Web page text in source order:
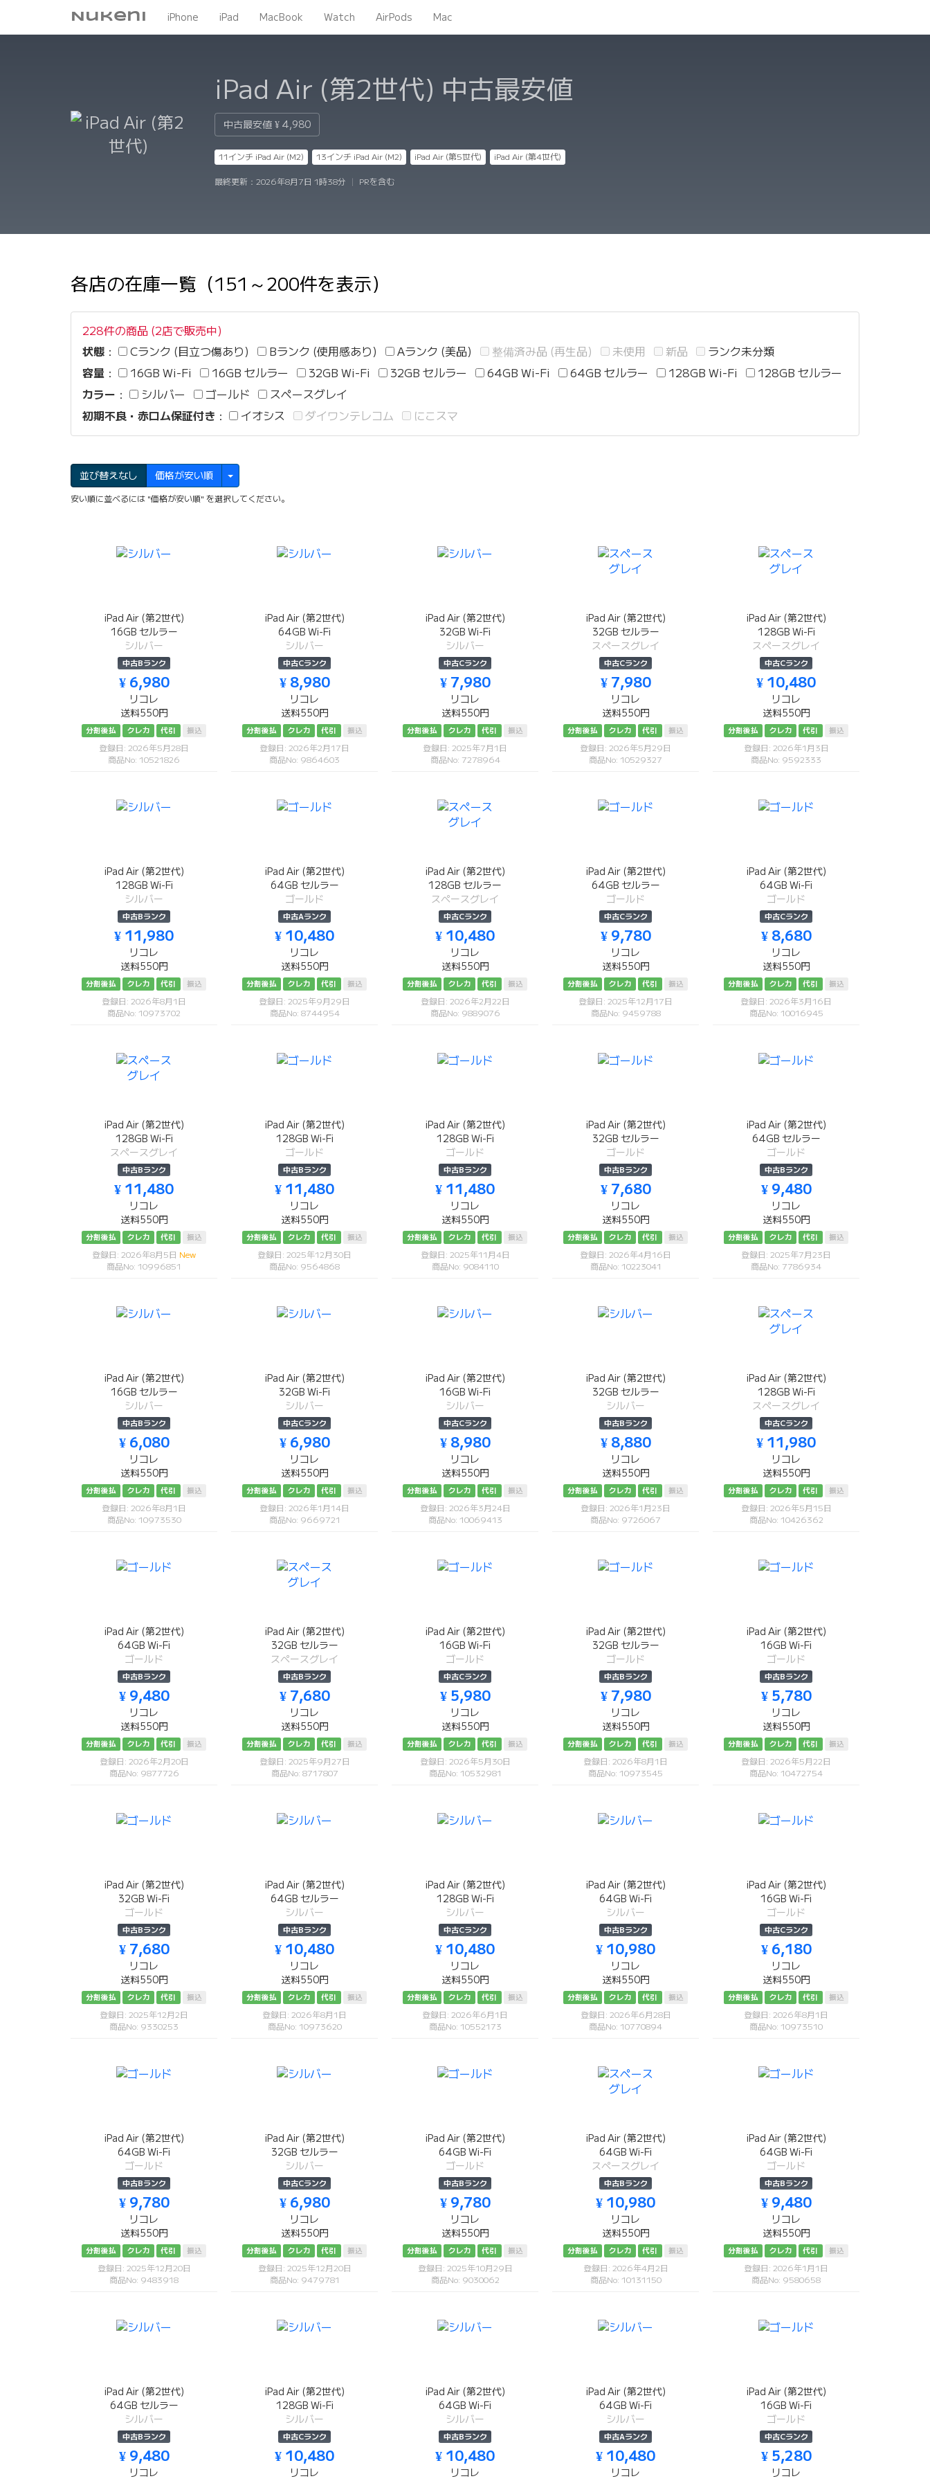
Nukeni iPhone iPad MacBook Watch AirPods Mac
iPad Air (第2世代) 中古最安値
中古最安値 ¥ 4,980
11インチ iPad Air (M2) 13インチ iPad Air (M2) iPad Air (第5世代) iPad Air (第4世代)
最終更新： 2026年8月7日 1時38分 PRを含む
各店の在庫一覧（151～200件を表示）
228件の商品 (2店で販売中)
状態 ： Cランク (目立つ傷あり) Bランク (使用感あり) Aランク (美品) 整備済み品 (再生品) 未使用 新品
ランク未分類
容量 ： 16GB Wi-Fi 16GB セルラー 32GB Wi-Fi 32GB セルラー 64GB Wi-Fi 64GB セルラー 128GB Wi-Fi
128GB セルラー
カラー ： シルバー ゴールド
スペースグレイ
初期不良・赤ロム保証付き ： イオシス ダイワンテレコム にこスマ
並び替えなし 価格が安い順
安い順に並べるには "価格が安い順" を選択してください。
iPad Air (第2世代)
16GB セルラー
シルバー
中古Bランク
¥ 6,980
リコレ
送料550円
分割後払 クレカ 代引 振込
登録日: 2026年5月28日
商品No: 10521826
iPad Air (第2世代)
64GB Wi-Fi
シルバー
中古Cランク
¥ 8,980
リコレ
送料550円
分割後払 クレカ 代引 振込
登録日: 2026年2月17日
商品No: 9864603
iPad Air (第2世代)
32GB Wi-Fi
シルバー
中古Cランク
¥ 7,980
リコレ
送料550円
分割後払 クレカ 代引 振込
登録日: 2025年7月1日
商品No: 7278964
iPad Air (第2世代)
32GB セルラー
スペースグレイ
中古Cランク
¥ 7,980
リコレ
送料550円
分割後払 クレカ 代引 振込
登録日: 2026年5月29日
商品No: 10529327
iPad Air (第2世代)
128GB Wi-Fi
スペースグレイ
中古Cランク
¥ 10,480
リコレ
送料550円
分割後払 クレカ 代引 振込
登録日: 2026年1月3日
商品No: 9592333
iPad Air (第2世代)
128GB Wi-Fi
シルバー
中古Bランク
¥ 11,980
リコレ
送料550円
分割後払 クレカ 代引 振込
登録日: 2026年8月1日
商品No: 10973702
iPad Air (第2世代)
64GB セルラー
ゴールド
中古Aランク
¥ 10,480
リコレ
送料550円
分割後払 クレカ 代引 振込
登録日: 2025年9月29日
商品No: 8744954
iPad Air (第2世代)
128GB セルラー
スペースグレイ
中古Cランク
¥ 10,480
リコレ
送料550円
分割後払 クレカ 代引 振込
登録日: 2026年2月22日
商品No: 9889076
iPad Air (第2世代)
64GB セルラー
ゴールド
中古Cランク
¥ 9,780
リコレ
送料550円
分割後払 クレカ 代引 振込
登録日: 2025年12月17日
商品No: 9459788
iPad Air (第2世代)
64GB Wi-Fi
ゴールド
中古Cランク
¥ 8,680
リコレ
送料550円
分割後払 クレカ 代引 振込
登録日: 2026年3月16日
商品No: 10016945
iPad Air (第2世代)
128GB Wi-Fi
スペースグレイ
中古Bランク
¥ 11,480
リコレ
送料550円
分割後払 クレカ 代引 振込
登録日: 2026年8月5日 New
商品No: 10996851
iPad Air (第2世代)
128GB Wi-Fi
ゴールド
中古Bランク
¥ 11,480
リコレ
送料550円
分割後払 クレカ 代引 振込
登録日: 2025年12月30日
商品No: 9564868
iPad Air (第2世代)
128GB Wi-Fi
ゴールド
中古Bランク
¥ 11,480
リコレ
送料550円
分割後払 クレカ 代引 振込
登録日: 2025年11月4日
商品No: 9084110
iPad Air (第2世代)
32GB セルラー
ゴールド
中古Bランク
¥ 7,680
リコレ
送料550円
分割後払 クレカ 代引 振込
登録日: 2026年4月16日
商品No: 10223041
iPad Air (第2世代)
64GB セルラー
ゴールド
中古Bランク
¥ 9,480
リコレ
送料550円
分割後払 クレカ 代引 振込
登録日: 2025年7月23日
商品No: 7786934
iPad Air (第2世代)
16GB セルラー
シルバー
中古Bランク
¥ 6,080
リコレ
送料550円
分割後払 クレカ 代引 振込
登録日: 2026年8月1日
商品No: 10973530
iPad Air (第2世代)
32GB Wi-Fi
シルバー
中古Cランク
¥ 6,980
リコレ
送料550円
分割後払 クレカ 代引 振込
登録日: 2026年1月14日
商品No: 9669721
iPad Air (第2世代)
16GB Wi-Fi
シルバー
中古Cランク
¥ 8,980
リコレ
送料550円
分割後払 クレカ 代引 振込
登録日: 2026年3月24日
商品No: 10069413
iPad Air (第2世代)
32GB セルラー
シルバー
中古Bランク
¥ 8,880
リコレ
送料550円
分割後払 クレカ 代引 振込
登録日: 2026年1月23日
商品No: 9726067
iPad Air (第2世代)
128GB Wi-Fi
スペースグレイ
中古Cランク
¥ 11,980
リコレ
送料550円
分割後払 クレカ 代引 振込
登録日: 2026年5月15日
商品No: 10426362
iPad Air (第2世代)
64GB Wi-Fi
ゴールド
中古Bランク
¥ 9,480
リコレ
送料550円
分割後払 クレカ 代引 振込
登録日: 2026年2月20日
商品No: 9877726
iPad Air (第2世代)
32GB セルラー
スペースグレイ
中古Bランク
¥ 7,680
リコレ
送料550円
分割後払 クレカ 代引 振込
登録日: 2025年9月27日
商品No: 8717807
iPad Air (第2世代)
16GB Wi-Fi
ゴールド
中古Cランク
¥ 5,980
リコレ
送料550円
分割後払 クレカ 代引 振込
登録日: 2026年5月30日
商品No: 10532981
iPad Air (第2世代)
32GB セルラー
ゴールド
中古Bランク
¥ 7,980
リコレ
送料550円
分割後払 クレカ 代引 振込
登録日: 2026年8月1日
商品No: 10973545
iPad Air (第2世代)
16GB Wi-Fi
ゴールド
中古Bランク
¥ 5,780
リコレ
送料550円
分割後払 クレカ 代引 振込
登録日: 2026年5月22日
商品No: 10472754
iPad Air (第2世代)
32GB Wi-Fi
ゴールド
中古Bランク
¥ 7,680
リコレ
送料550円
分割後払 クレカ 代引 振込
登録日: 2025年12月2日
商品No: 9330253
iPad Air (第2世代)
64GB セルラー
シルバー
中古Bランク
¥ 10,480
リコレ
送料550円
分割後払 クレカ 代引 振込
登録日: 2026年8月1日
商品No: 10973620
iPad Air (第2世代)
128GB Wi-Fi
シルバー
中古Cランク
¥ 10,480
リコレ
送料550円
分割後払 クレカ 代引 振込
登録日: 2026年6月1日
商品No: 10552173
iPad Air (第2世代)
64GB Wi-Fi
シルバー
中古Bランク
¥ 10,980
リコレ
送料550円
分割後払 クレカ 代引 振込
登録日: 2026年6月28日
商品No: 10770894
iPad Air (第2世代)
16GB Wi-Fi
ゴールド
中古Cランク
¥ 6,180
リコレ
送料550円
分割後払 クレカ 代引 振込
登録日: 2026年8月1日
商品No: 10973510
iPad Air (第2世代)
64GB Wi-Fi
ゴールド
中古Bランク
¥ 9,780
リコレ
送料550円
分割後払 クレカ 代引 振込
登録日: 2025年12月20日
商品No: 9483918
iPad Air (第2世代)
32GB セルラー
シルバー
中古Cランク
¥ 6,980
リコレ
送料550円
分割後払 クレカ 代引 振込
登録日: 2025年12月20日
商品No: 9479781
iPad Air (第2世代)
64GB Wi-Fi
ゴールド
中古Bランク
¥ 9,780
リコレ
送料550円
分割後払 クレカ 代引 振込
登録日: 2025年10月29日
商品No: 9030062
iPad Air (第2世代)
64GB Wi-Fi
スペースグレイ
中古Bランク
¥ 10,980
リコレ
送料550円
分割後払 クレカ 代引 振込
登録日: 2026年4月2日
商品No: 10131150
iPad Air (第2世代)
64GB Wi-Fi
ゴールド
中古Bランク
¥ 9,480
リコレ
送料550円
分割後払 クレカ 代引 振込
登録日: 2026年1月1日
商品No: 9580658
iPad Air (第2世代)
64GB セルラー
シルバー
中古Bランク
¥ 9,480
リコレ
iPad Air (第2世代)
128GB Wi-Fi
シルバー
中古Cランク
¥ 10,480
リコレ
iPad Air (第2世代)
64GB Wi-Fi
シルバー
中古Bランク
¥ 10,480
リコレ
iPad Air (第2世代)
64GB Wi-Fi
シルバー
中古Aランク
¥ 10,480
リコレ
iPad Air (第2世代)
16GB Wi-Fi
ゴールド
中古Cランク
¥ 5,280
リコレ